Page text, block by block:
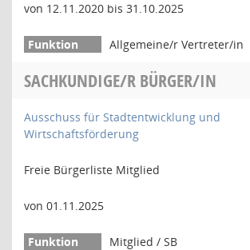
von 12.11.2020 bis 31.10.2025
Allgemeine/r Vertreter/in
SACHKUNDIGE/R BÜRGER/IN
Ausschuss für Stadtentwicklung und
Wirtschaftsförderung
Freie Bürgerliste Mitglied
von 01.11.2025
Mitglied / SB